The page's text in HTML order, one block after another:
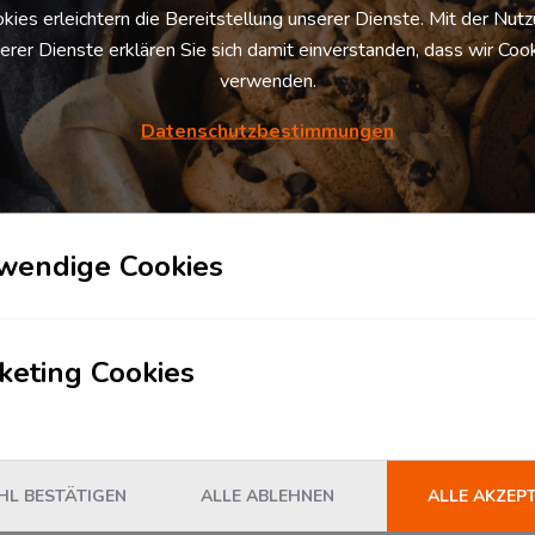
Logistikzentrum und dessen Logistik­
E-MAIL
erleichtern die Bereitstellung unserer Dienste. Mit der
Dienste erklären Sie sich damit einverstanden, dass wir
verwenden.
Datenschutzbestimmungen
Cookies
Cookies
BESTÄTIGEN ALLE ABLEHNEN ALLE